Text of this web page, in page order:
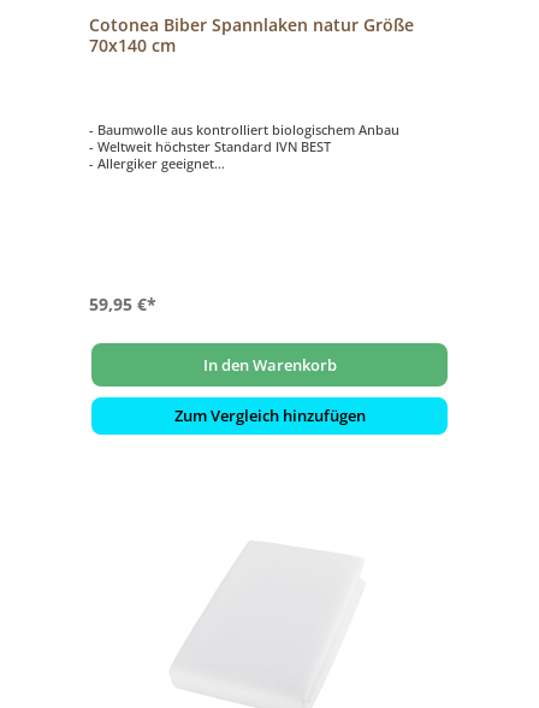
Cotonea Biber Spannlaken natur Größe
70x140 cm
- Baumwolle aus kontrolliert biologischem Anbau
- Weltweit höchster Standard IVN BEST
- Allergiker geeignet
59,95 €*
In den Warenkorb
Zum Vergleich hinzufügen